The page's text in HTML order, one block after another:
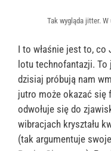
Tak wygląda jitter.
I to właśnie jest to,
lotu technofantazji. To
dzisiaj próbują nam
jutro może okazać się
odwołuje się do
wibracjach kryształu
(tak argumentuje